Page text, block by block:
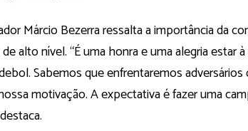
Márcio Bezerra ressalta a importância da
alto nível. “É uma honra e uma alegria estar
Sabemos que enfrentaremos
motivação. A expectativa é fazer uma